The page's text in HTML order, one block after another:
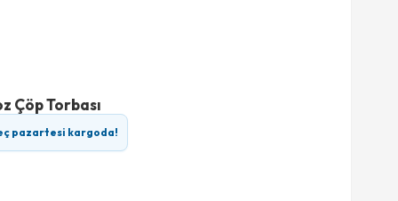
Çöp Torbası
pazartesi kargoda!